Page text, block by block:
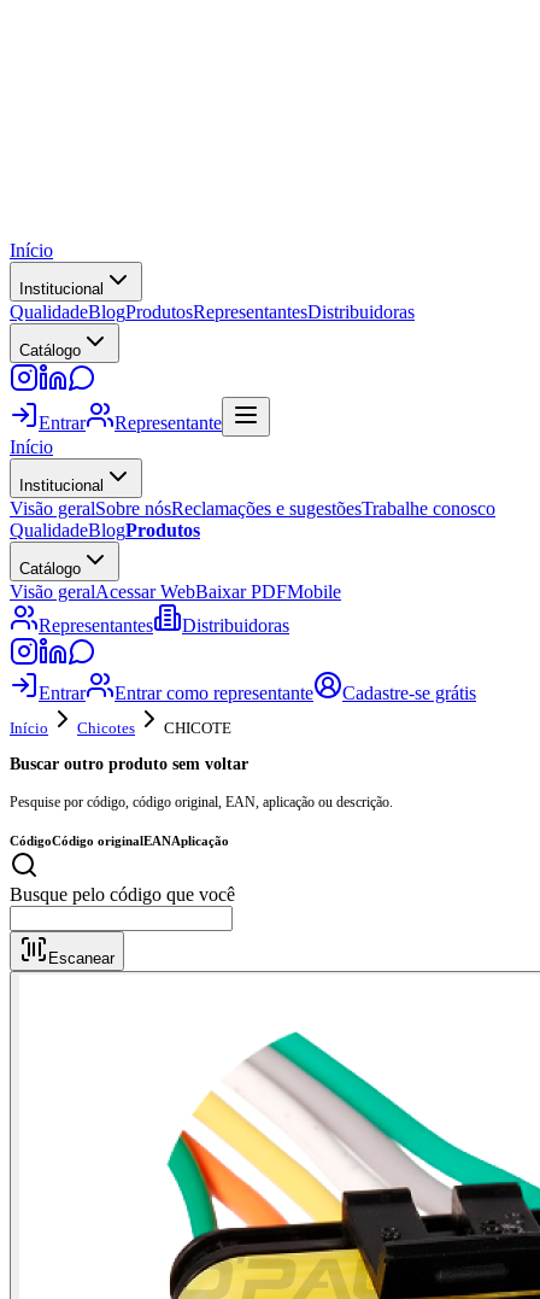
Início
Institucional
QualidadeBlogProdutosRepresentantesDistribuidoras
Catálogo
Entrar
Representante
Início
Institucional
Visão geralSobre nósReclamações e sugestõesTrabalhe conosco
QualidadeBlogProdutos
Catálogo
Visão geralAcessar WebBaixar PDFMobile
Representantes
Distribuidoras
Entrar Entrar como representante Cadastre-se grátis
Início Chicotes
CHICOTE
Buscar outro produto sem voltar
Pesquise por código, código original, EAN, aplicação ou descrição.
CódigoCódigo originalEANAplicação
Bus
Escanear